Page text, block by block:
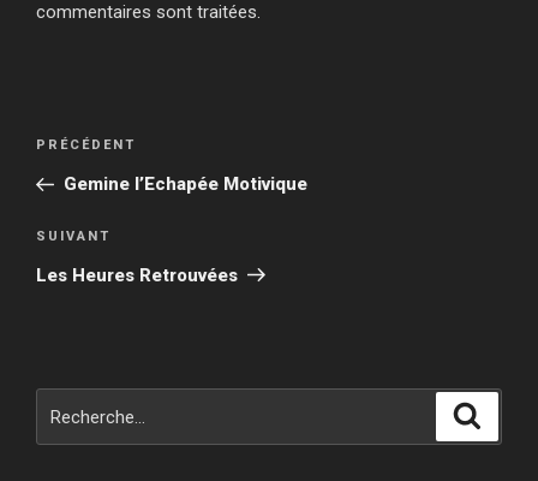
commentaires sont traitées.
Navigation
l’article
Article
précédent
PRÉCÉDENT
Gemine l’Echapée Motivique
Article
suivant
SUIVANT
Les Heures Retrouvées
pour